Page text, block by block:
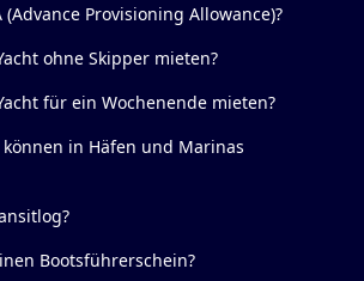
Provisioning Allowance)?
ohne Skipper mieten?
für ein Wochenende mieten?
in Häfen und Marinas
Bootsführerschein?